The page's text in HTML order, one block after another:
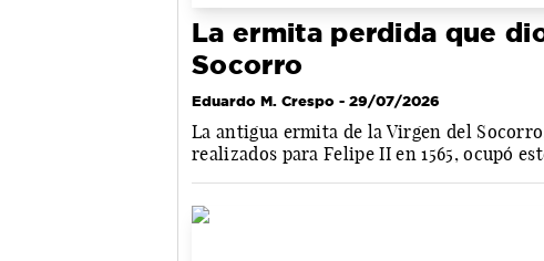
La ermita perdida que
Socorro
Eduardo M. Crespo - 29/07/2026
La antigua ermita de la Virgen del
realizados para Felipe II en 1565, ocupó